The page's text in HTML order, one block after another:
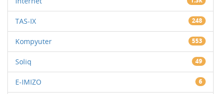
TAS-IX 248
Kompyuter 553
Soliq 49
E-IMIZO 6